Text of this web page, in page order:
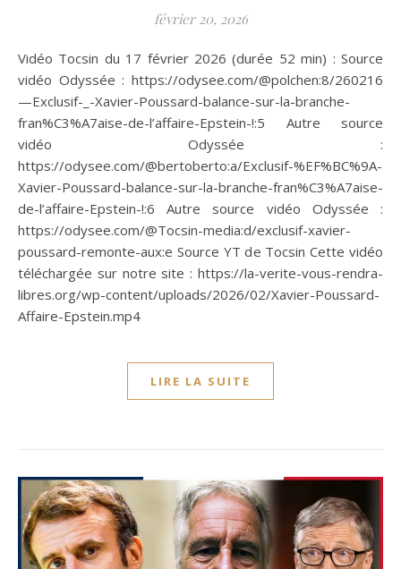
février 20, 2026
Vidéo Tocsin du 17 février 2026 (durée 52 min) : Source
vidéo Odyssée : https://odysee.com/@polchen:8/260216
—Exclusif-_-Xavier-Poussard-balance-sur-la-branche-
fran%C3%A7aise-de-l’affaire-Epstein-!:5 Autre source
vidéo Odyssée :
https://odysee.com/@bertoberto:a/Exclusif-%EF%BC%9A-
Xavier-Poussard-balance-sur-la-branche-fran%C3%A7aise-
de-l’affaire-Epstein-!:6 Autre source vidéo Odyssée :
https://odysee.com/@Tocsin-media:d/exclusif-xavier-
poussard-remonte-aux:e Source YT de Tocsin Cette vidéo
téléchargée sur notre site : https://la-verite-vous-rendra-
libres.org/wp-content/uploads/2026/02/Xavier-Poussard-
Affaire-Epstein.mp4
LIRE LA SUITE